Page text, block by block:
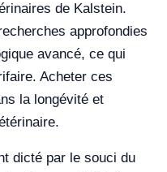
de Kalstein.
approfondies
avancé, ce qui
Acheter ces
la longévité et
dicté par le souci du